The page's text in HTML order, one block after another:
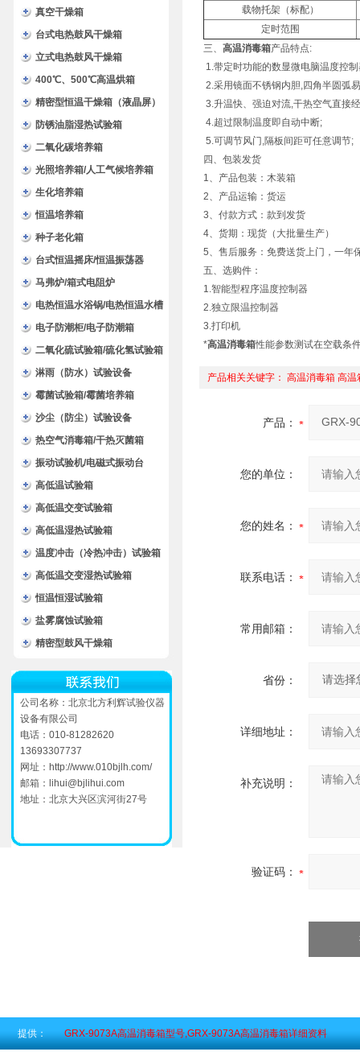
验箱
真空干燥箱
台式电热鼓风干燥箱
立式电热鼓风干燥箱
400℃、500℃高温烘箱
精密型恒温干燥箱（液晶屏）
防锈油脂湿热试验箱
二氧化碳培养箱
光照培养箱/人工气候培养箱
生化培养箱
恒温培养箱
种子老化箱
台式恒温摇床/恒温振荡器
马弗炉/箱式电阻炉
电热恒温水浴锅/电热恒温水槽
电子防潮柜/电子防潮箱
二氧化硫试验箱/硫化氢试验箱
淋雨（防水）试验设备
霉菌试验箱/霉菌培养箱
沙尘（防尘）试验设备
热空气消毒箱/干热灭菌箱
振动试验机/电磁式振动台
高低温试验箱
高低温交变试验箱
高低温湿热试验箱
温度冲击（冷热冲击）试验箱
高低温交变湿热试验箱
恒温恒湿试验箱
盐雾腐蚀试验箱
精密型鼓风干燥箱
公司名称：北京北方利辉试验仪器
设备有限公司
电话：010-81282620
13693307737
网址： http://www.010bjlh.com/
邮箱： lihui@bjlihui.com
地址：北京大兴区滨河街27号
载物托架（标配）
定时范围
三、 高温消毒箱产品特点:
1.带定时功能的数显微电脑温度控
2.采用镜面不锈钢内胆,四角半圆弧
3.升温快、强迫对流,干热空气直接
4.超过限制温度即自动中断;
5.可调节风门,隔板间距可任意调节;
四、包装发货
1、产品包装：木装箱
2、产品运输：货运
3、付款方式：款到发货
4、货期：现货（大批量生产）
5、售后服务：免费送货上门，一年
五、选购件：
1.智能型程序温度控制器
2.独立限温控制器
3.打印机
*高温消毒箱性能参数测试在空载条
产品相关关键字： 高温消毒箱 高温
产品：
您的单位：
您的姓名：
联系电话：
常用邮箱：
省份：
详细地址：
补充说明：
验证码：
提供： GRX-9073A高温消毒箱型号,GRX-9073A高温消毒箱详细资料